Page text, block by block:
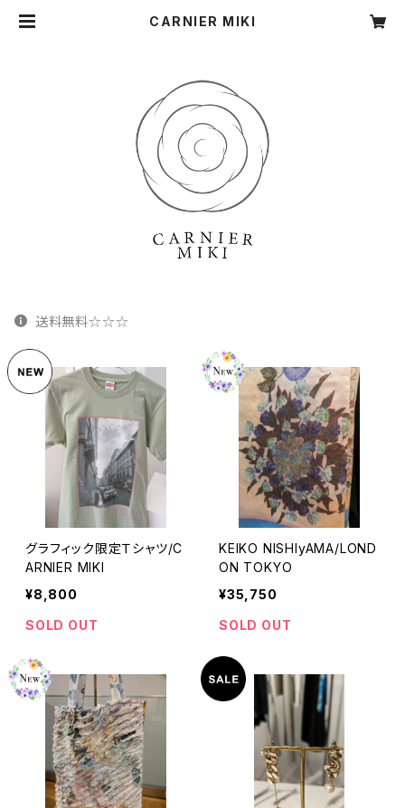
CARNIER MIKI
送料無料☆☆☆
グラフィック限定Ｔシャツ/C
ARNIER MIKI
¥8,800
SOLD OUT
KEIKO NISHIyAMA/LOND
ON TOKYO
¥35,750
SOLD OUT